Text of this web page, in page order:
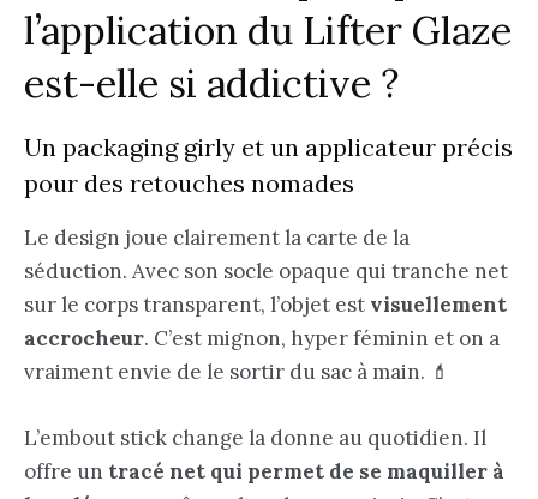
l’application du Lifter Glaze
est-elle si addictive ?
Un packaging girly et un applicateur précis
pour des retouches nomades
Le design joue clairement la carte de la
séduction. Avec son socle opaque qui tranche net
sur le corps transparent, l’objet est visuellement
accrocheur. C’est mignon, hyper féminin et on a
vraiment envie de le sortir du sac à main. 💄
L’embout stick change la donne au quotidien. Il
offre un tracé net qui permet de se maquiller à